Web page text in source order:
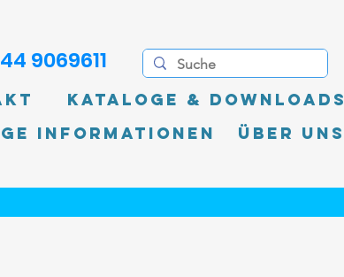
9069611
Kataloge & Downloads
Informationen
Über uns